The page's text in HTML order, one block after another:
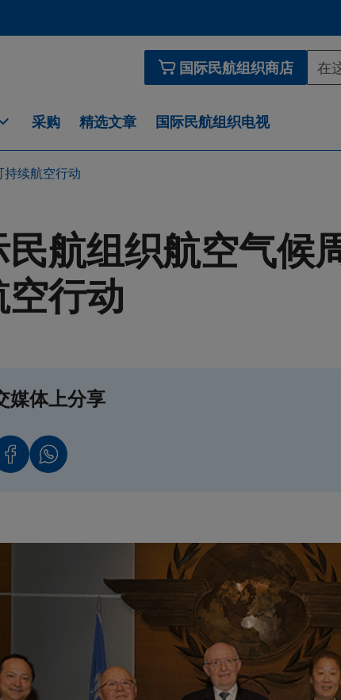
国际民航组织商店
采购 精选文章 国际民航组织电视
持续航空行动
民航组织航空气候
行动
媒体上分享